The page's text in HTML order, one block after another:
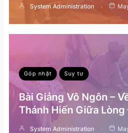
System Administration
Góp nhặt Suy tư
Bài Giảng Vô Ngôn –
Thánh Hiến Giữa Lòng
System Administration